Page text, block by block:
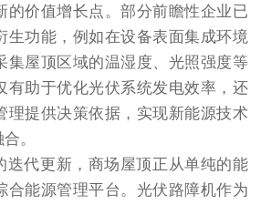
的价值增长点。部分前瞻性企业已
生功能，例如在设备表面集成环境
集屋顶区域的温湿度、光照强度等
有助于优化光伏系统发电效率，还
理提供决策依据，实现新能源技术
。
迭代更新，商场屋顶正从单纯的能
合能源管理平台。光伏路障机作为